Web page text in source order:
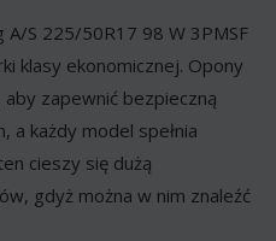
S 225/50R17 98 W 3PMSF
klasy ekonomicznej. Opony
zapewnić bezpieczną
a każdy model spełnia
cieszy się dużą
gdyż można w nim znaleźć